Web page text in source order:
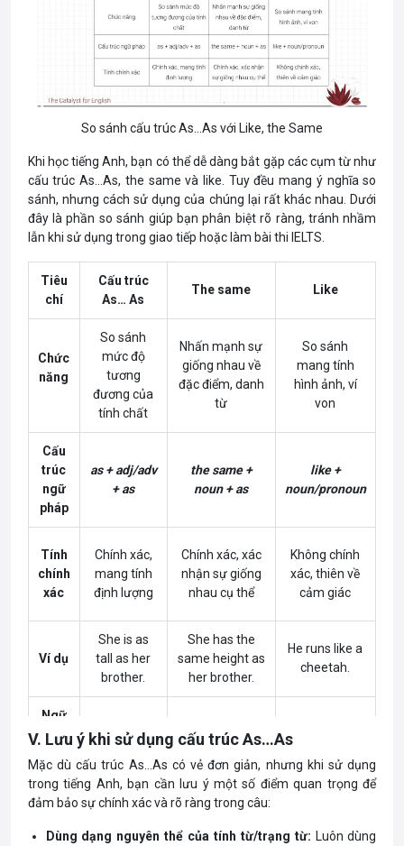
So sánh cấu trúc As…As với Like, the Same
Khi học tiếng Anh, bạn có thể dễ dàng bắt gặp các cụm từ như
cấu trúc As…As, the same và like. Tuy đều mang ý nghĩa so
sánh, nhưng cách sử dụng của chúng lại rất khác nhau. Dưới
đây là phần so sánh giúp bạn phân biệt rõ ràng, tránh nhầm
lẫn khi sử dụng trong giao tiếp hoặc làm bài thi IELTS.
Tiêu
chí
Cấu trúc
As… As
The same Like
Chức
năng
So sánh
mức độ
tương
đương của
tính chất
Nhấn mạnh sự
giống nhau về
đặc điểm, danh
từ
So sánh
mang tính
hình ảnh, ví
von
Cấu
trúc
ngữ
pháp
as + adj/adv
+ as
the same +
noun + as
like +
noun/pronoun
Tính
chính
xác
Chính xác,
mang tính
định lượng
Chính xác, xác
nhận sự giống
nhau cụ thể
Không chính
xác, thiên về
cảm giác
Ví dụ
She is as
tall as her
brother.
She has the
same height as
her brother.
He runs like a
cheetah.
Ngữ
cảnh
dụng
tính chất
giữa hai đối
tượng
tượng giống
nhau về một
đặc điểm cụ thể
so sánh sinh
động, hình
ảnh
V. Lưu ý khi sử dụng cấu trúc As…As
Mặc dù cấu trúc As…As có vẻ đơn giản, nhưng khi sử dụng
trong tiếng Anh, bạn cần lưu ý một số điểm quan trọng để
đảm bảo sự chính xác và rõ ràng trong câu:
Dùng dạng nguyên thể của tính từ/trạng từ: Luôn dùng